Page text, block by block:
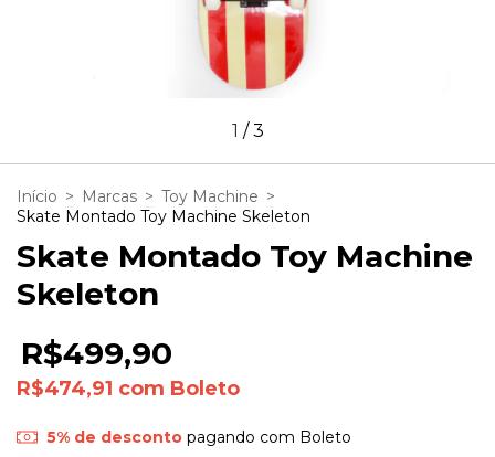
1 /3
Início > Marcas > Toy Machine >
Skate Montado Toy Machine Skeleton
Skate Montado Toy Machine
Skeleton
R$499,90
R$474,91 com Boleto
5% de descontopagando com Boleto